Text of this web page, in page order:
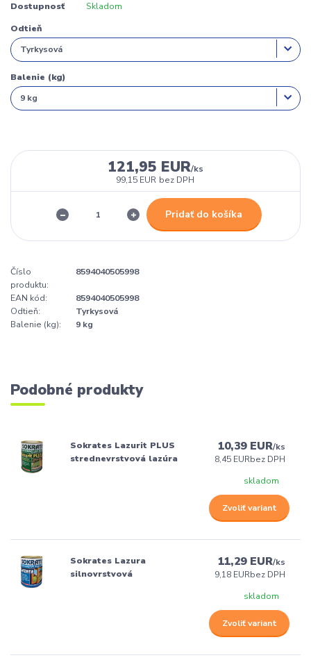
Dostupnosť Skladom
Odtieň
Balenie (kg)
121,95 EUR/ks
99,15 EUR bez DPH
Pridať do košíka
Číslo
produktu:
8594040505998
EAN kód:
8594040505998
Odtieň:
Tyrkysová
Balenie (kg):
9 kg
Podobné produkty
Sokrates Lazurit PLUS
strednevrstvová lazúra
10,39 EUR/ks
8,45 EURbez DPH
skladom
Zvoliť variant
Sokrates Lazura
silnovrstvová
11,29 EUR/ks
9,18 EURbez DPH
skladom
Zvoliť variant